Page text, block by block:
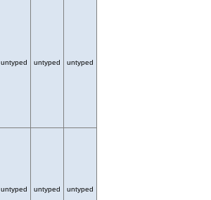
untyped untyped untyped
untyped untyped untyped